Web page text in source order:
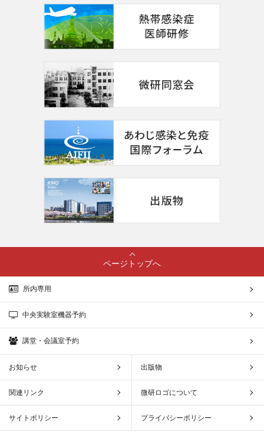
ページトップへ
所内専用
中央実験室機器予約
講堂・会議室予約
お知らせ 出版物
関連リンク 微研ロゴについて
サイトポリシー プライバシーポリシー